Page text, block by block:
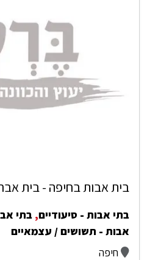
בית אבות בחיפה - בית
בתי אבות - סיעודיים, בתי
אבות - תשושים / עצמאיים
חיפה